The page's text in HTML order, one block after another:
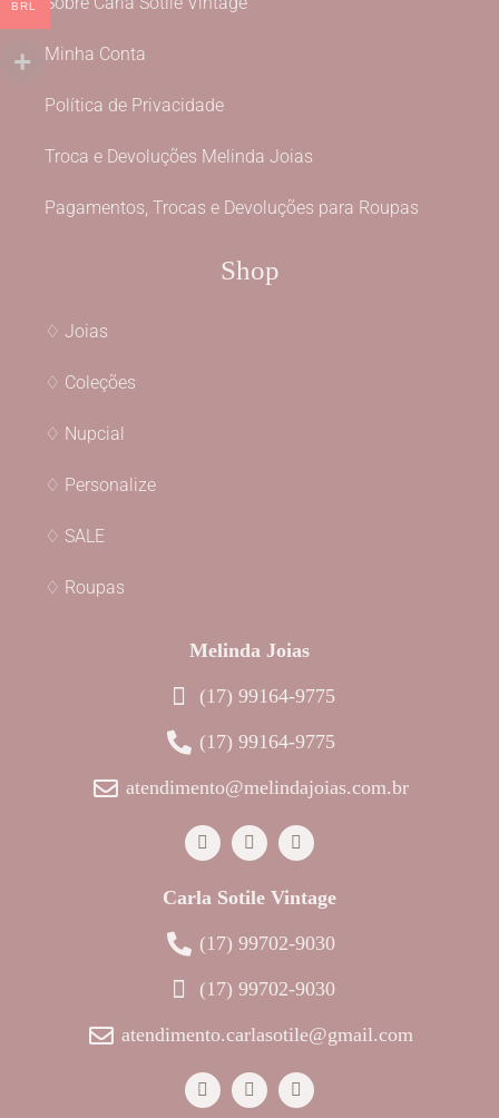
Minha Conta
Política de Privacidade
Troca e Devoluções Melinda Joias
Pagamentos, Trocas e Devoluções para Roupas
Shop
♢ Joias
♢ Coleções
♢ Nupcial
♢ Personalize
♢ SALE
♢ Roupas
Melinda Joias
(17) 99164-9775
(17) 99164-9775
atendimento@melindajoias.com.br
Carla Sotile Vintage
(17) 99702-9030
(17) 99702-9030
atendimento.carlasotile@gmail.com
BRL